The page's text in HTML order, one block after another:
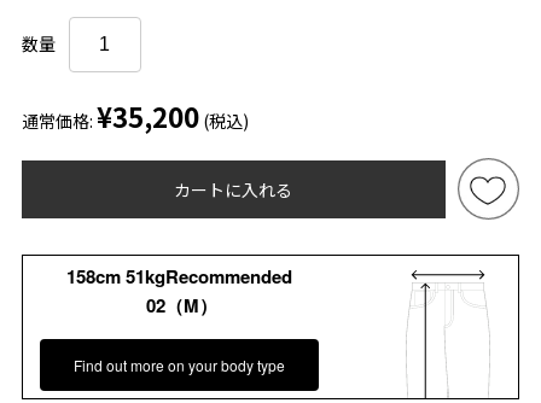
数量
通常価格: ¥35,200 (税込)
カートに入れる
158cm 51kgRecommended
02（M）
Find out more on your body type